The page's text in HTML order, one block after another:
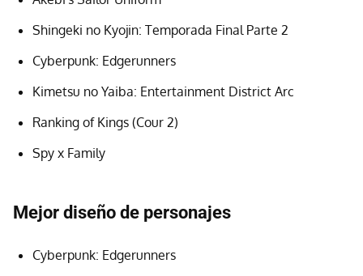
Shingeki no Kyojin: Temporada Final Parte 2
Cyberpunk: Edgerunners
Kimetsu no Yaiba: Entertainment District Arc
Ranking of Kings (Cour 2)
Spy x Family
Mejor diseño de personajes
Cyberpunk: Edgerunners